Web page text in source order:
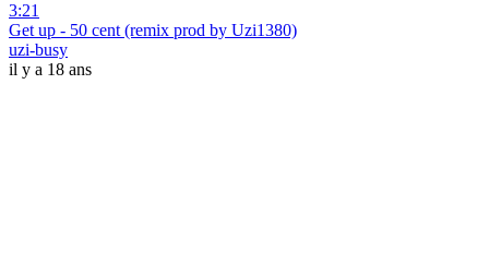
3:21
Get up - 50 cent (remix prod by Uzi1380)
uzi-busy
il y a 18 ans